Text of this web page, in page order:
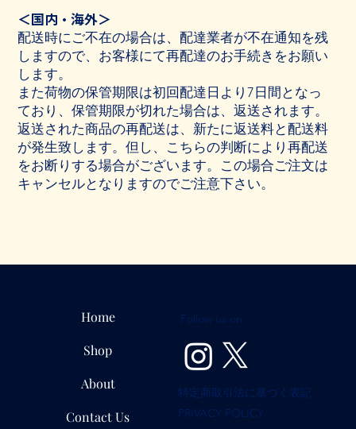
＜国内・海外＞
配送時にご不在の場合は、配達業者が不在通知を残
しますので、お客様にて再配達のお手続きをお願い
します。
また荷物の保管期限は初回配達日より7日間となっ
ており、保管期限が切れた場合は、返送されます。
返送された商品の再配送は、新たに返送料と配送料
が発生致します。但し、こちらの判断により再配送
をお断りする場合がございます。この場合ご注文は
キャンセルとなりますのでご注意下さい。
Home
Shop
About
Contact Us
Follow us on
特定商取引法に基づく表記
PRIVACY POLICY